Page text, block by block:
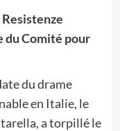
Comité pour
du drame
en Italie, le
a torpillé le